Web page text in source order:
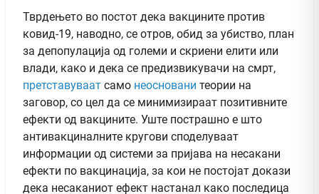
Тврдењето во постот дека вакцините против
ковид-19, наводно, се отров, обид за убиство, план
за депопулација од големи и скриени елити или
влади, како и дека се предизвикувачи на смрт,
претставуваат само неосновани теории на
заговор, со цел да се минимизираат позитивните
ефекти од вакцините. Уште пострашно е што
антивакциналните кругови споделуваат
информации од системи за пријава на несакани
ефекти по вакцинација, за кои не постојат докази
дека несаканиот ефект настанал како последица